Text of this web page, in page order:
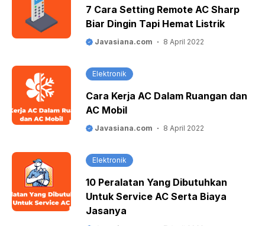
7 Cara Setting Remote AC Sharp
Biar Dingin Tapi Hemat Listrik
Javasiana.com 8 April 2022
Elektronik
Cara Kerja AC Dalam Ruangan dan
AC Mobil
Javasiana.com 8 April 2022
Elektronik
10 Peralatan Yang Dibutuhkan
Untuk Service AC Serta Biaya
Jasanya